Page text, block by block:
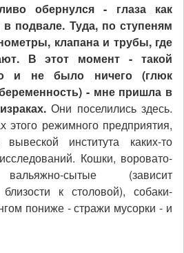
обернулся - глаза как
подвале. Туда, по ступеням
клапана и трубы, где
В этот момент - такой
и не было ничего (глюк
- мне пришла в
Они поселились здесь.
этого режимного предприятия,
института каких-то
Кошки, воровато-
сытые (зависит
к столовой), собаки-
пониже - стражи мусорки - и